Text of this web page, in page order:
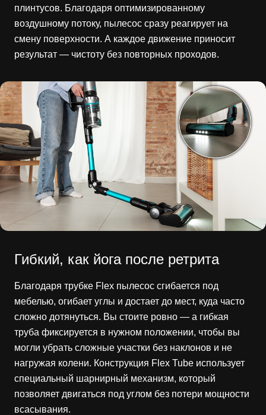
плинтусов. Благодаря оптимизированному
воздушному потоку, пылесос сразу реагирует на
смену поверхности. А каждое движение приносит
результат — чистоту без повторных проходов.
Гибкий, как йога после ретрита
Благодаря трубке Flex пылесос сгибается под
мебелью, огибает углы и достает до мест, куда часто
сложно дотянуться. Вы стоите ровно — а гибкая
труба фиксируется в нужном положении, чтобы вы
могли убрать сложные участки без наклонов и не
нагружая колени. Конструкция Flex Tube использует
специальный шарнирный механизм, который
позволяет двигаться под углом без потери мощности
всасывания.